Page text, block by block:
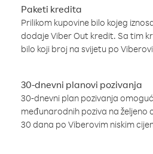
Paketi kredita
Prilikom kupovine bilo kojeg
dodaje Viber Out kredit. Sa tim
bilo koji broj na svijetu po
30-dnevni planovi pozivanja
30-dnevni plan pozivanja
međunarodnih poziva na
30 dana po Viberovim niskim